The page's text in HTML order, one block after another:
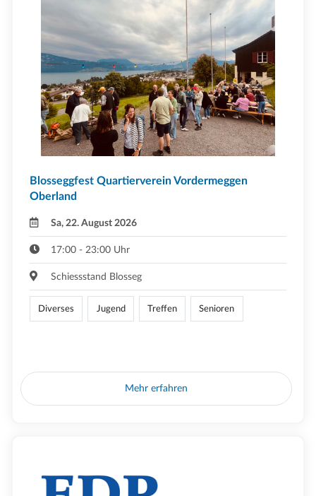
Blosseggfest Quartierverein Vordermeggen
Oberland
Sa, 22. August 2026
17:00 - 23:00 Uhr
Schiessstand Blosseg
Diverses Jugend Treffen Senioren
Mehr erfahren